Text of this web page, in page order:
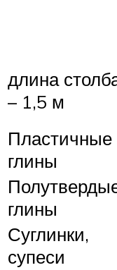
длина
– 1,5 м
Пластичные
глины
глины
Суглинки,
супеси